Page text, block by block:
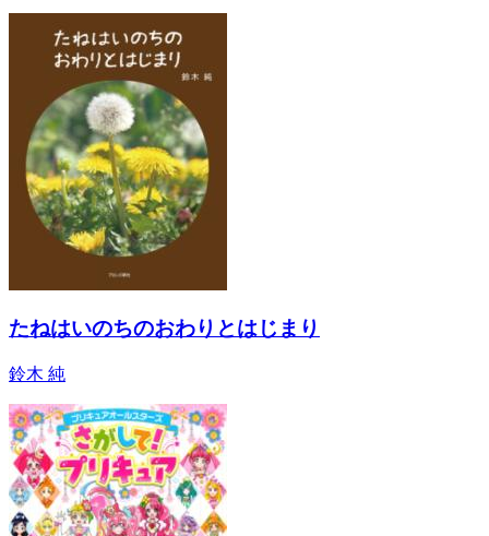
たねはいのちのおわりとはじまり
鈴木 純